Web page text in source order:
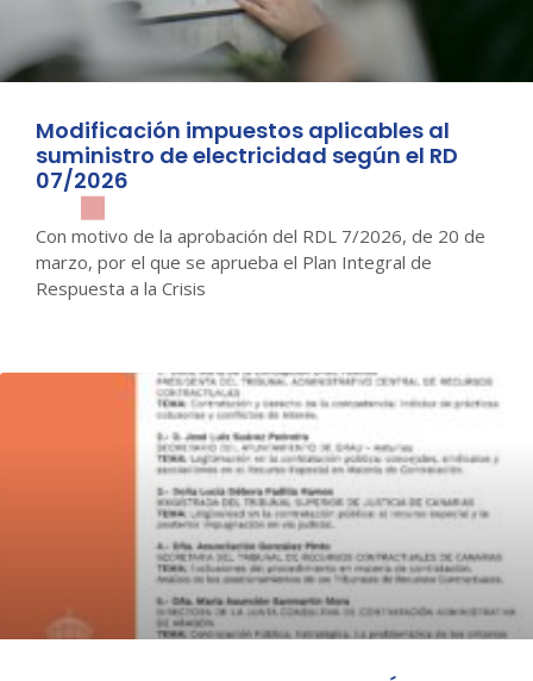
Modificación impuestos aplicables al
suministro de electricidad según el RD
07/2026
Con motivo de la aprobación del RDL 7/2026, de 20 de
marzo, por el que se aprueba el Plan Integral de
Respuesta a la Crisis